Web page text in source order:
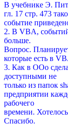
В учебнике Э.
гл. 17 стр. 473
событие
2. В VBA,
больше.
Вопрос.
которые есть в
3. Как в ООо
доступными не
только из папок
предприятии
рабочего
времени.
Спасибо.